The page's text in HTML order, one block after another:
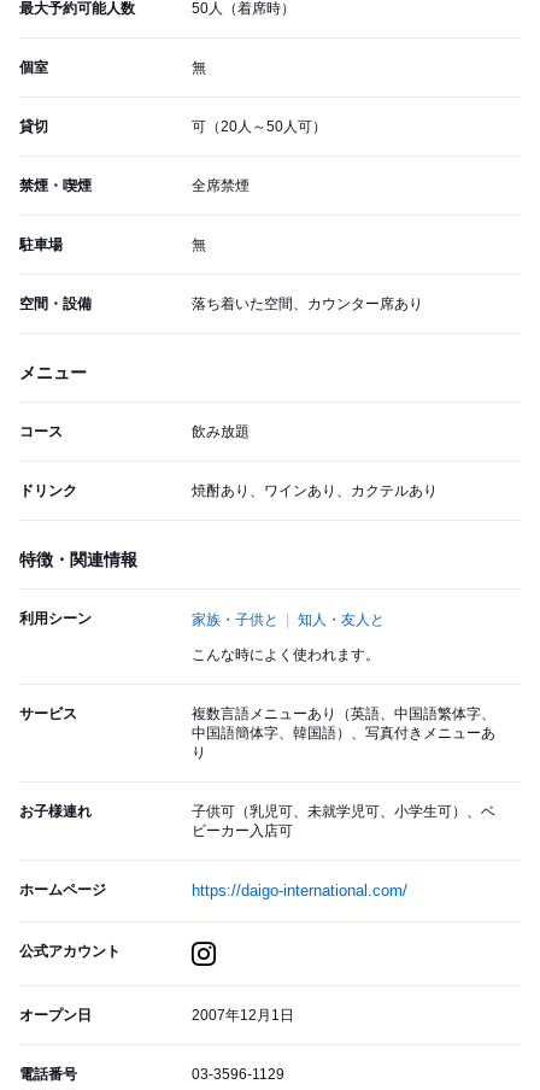
最大予約可能人数 50人（着席時）
個室 無
貸切 可（20人～50人可）
禁煙・喫煙 全席禁煙
駐車場 無
空間・設備 落ち着いた空間、カウンター席あり
メニュー
コース 飲み放題
ドリンク 焼酎あり、ワインあり、カクテルあり
特徴・関連情報
利用シーン 家族・子供と 知人・友人と
こんな時によく使われます。
サービス
複数言語メニューあり（英語、中国語繁体字、
中国語簡体字、韓国語）、写真付きメニューあ
り
お子様連れ
子供可（乳児可、未就学児可、小学生可）、ベ
ビーカー入店可
ホームページ https://daigo-international.com/
公式アカウント
オープン日 2007年12月1日
電話番号 03-3596-1129